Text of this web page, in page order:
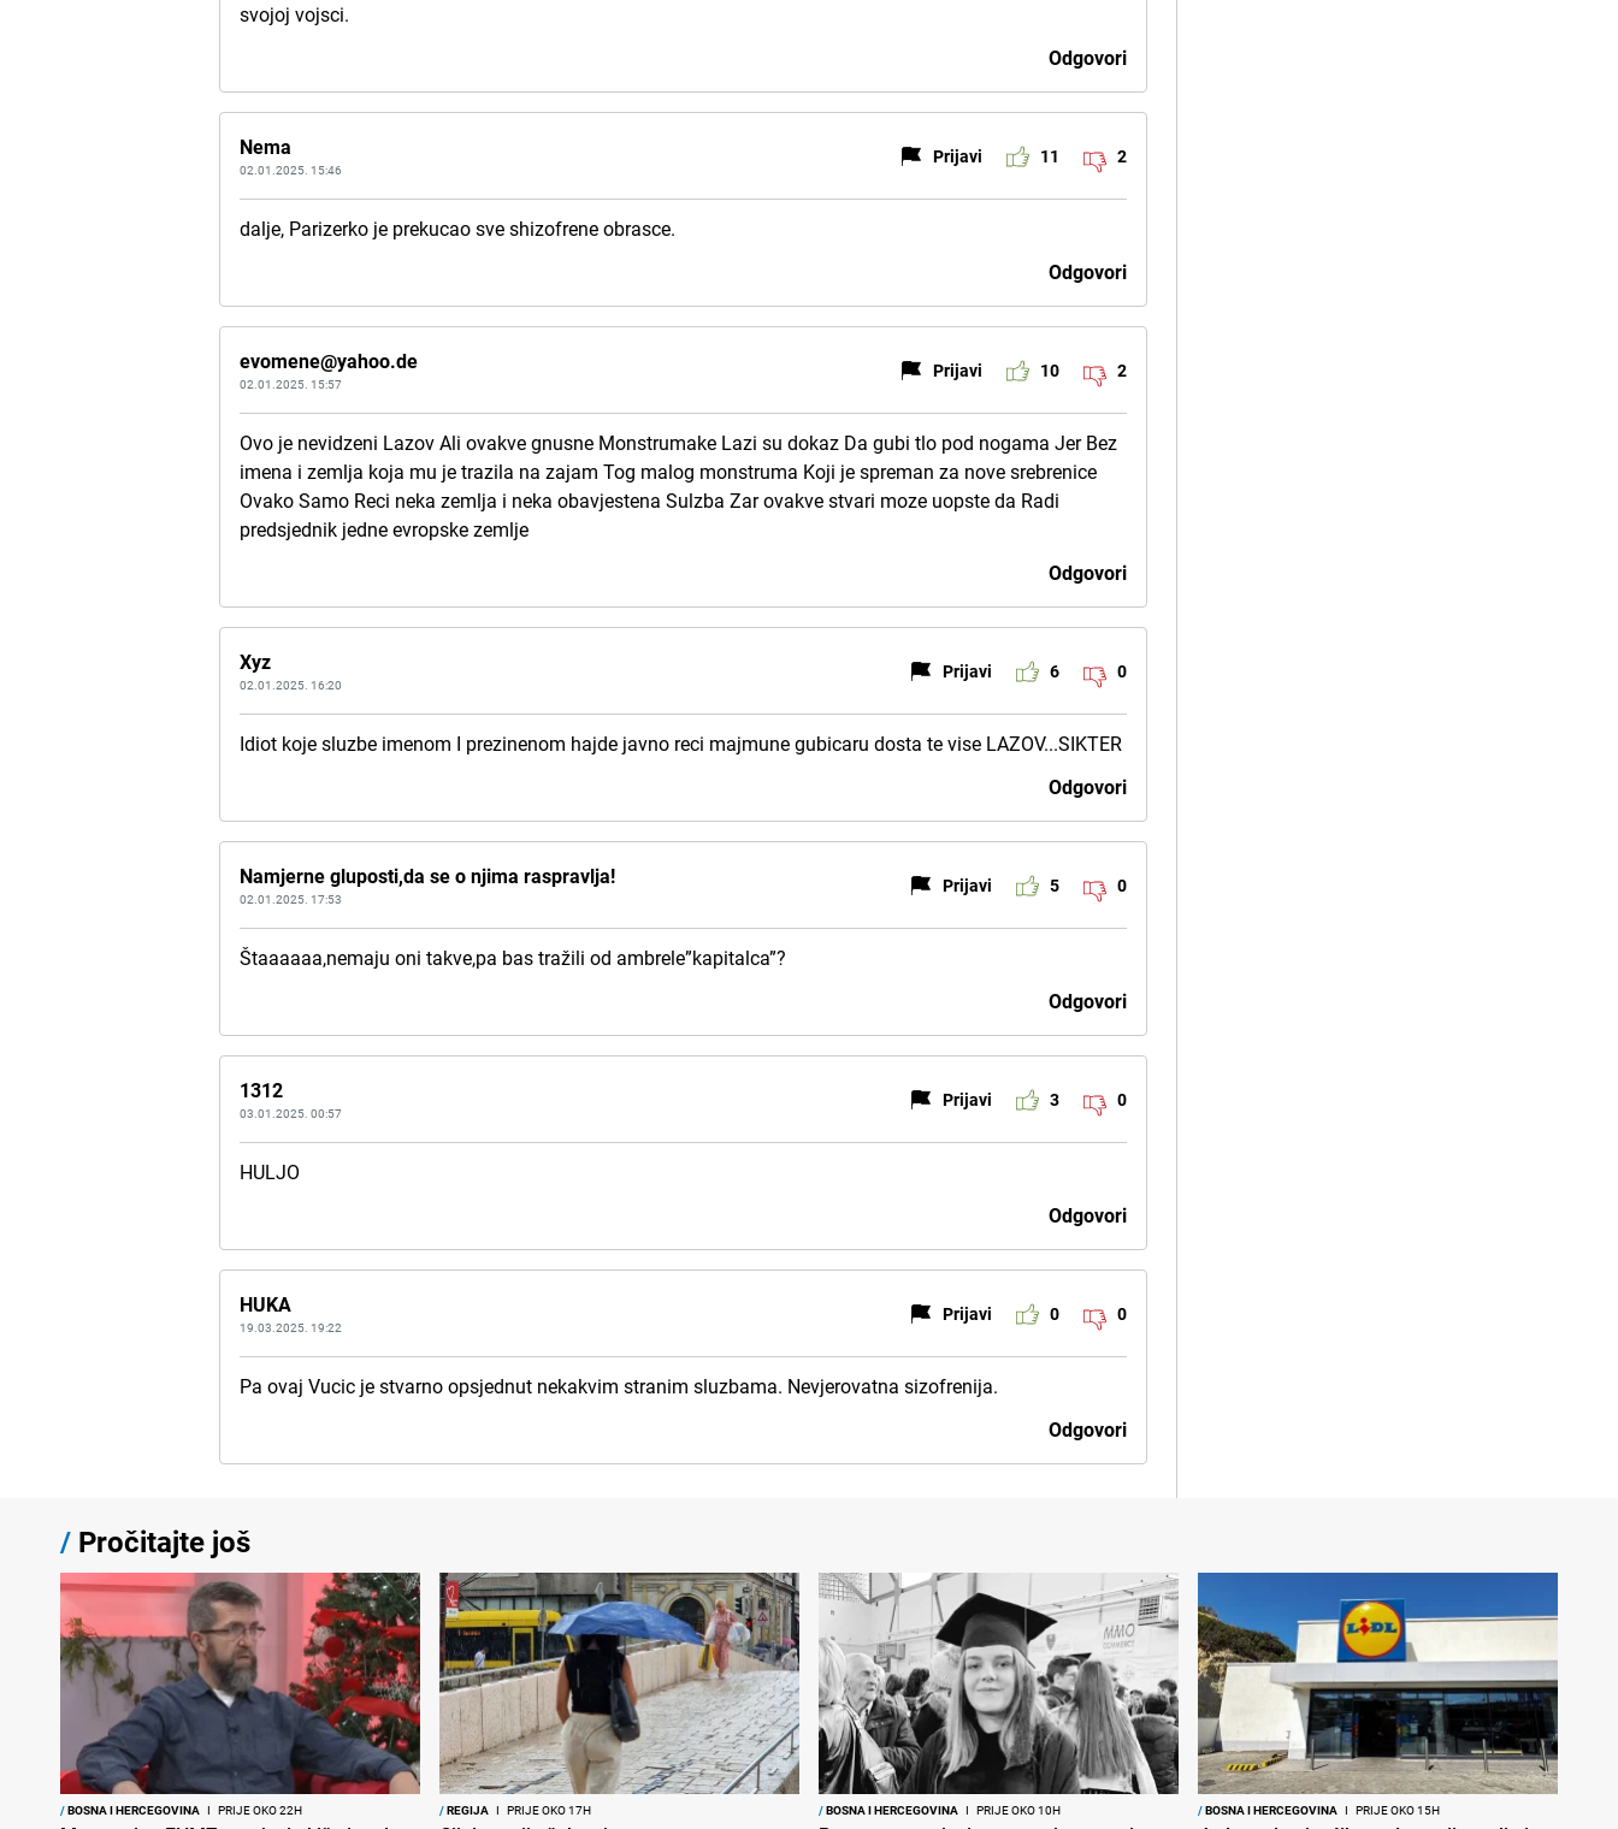
svojoj vojsci.
Odgovori
Nema
02.01.2025. 15:46
Prijavi 11 2
dalje, Parizerko je prekucao sve shizofrene obrasce.
Odgovori
evomene@yahoo.de
02.01.2025. 15:57
Prijavi 10 2
Ovo je nevidzeni Lazov Ali ovakve gnusne Monstrumake Lazi su dokaz Da gubi tlo pod nogama Jer Bez
imena i zemlja koja mu je trazila na zajam Tog malog monstruma Koji je spreman za nove srebrenice
Ovako Samo Reci neka zemlja i neka obavjestena Sulzba Zar ovakve stvari moze uopste da Radi
predsjednik jedne evropske zemlje
Odgovori
Xyz
02.01.2025. 16:20
Prijavi 6 0
Idiot koje sluzbe imenom I prezinenom hajde javno reci majmune gubicaru dosta te vise LAZOV...SIKTER
Odgovori
Namjerne gluposti,da se o njima raspravlja!
02.01.2025. 17:53
Prijavi 5 0
Štaaaaaa,nemaju oni takve,pa bas tražili od ambrele”kapitalca”?
Odgovori
1312
03.01.2025. 00:57
Prijavi 3 0
HULJO
Odgovori
HUKA
19.03.2025. 19:22
Prijavi 0 0
Pa ovaj Vucic je stvarno opsjednut nekakvim stranim sluzbama. Nevjerovatna sizofrenija.
Odgovori
/ Pročitajte još
/BOSNA I HERCEGOVINA I PRIJE OKO 22H /REGIJA I PRIJE OKO 17H /BOSNA I HERCEGOVINA I PRIJE OKO 10H /BOSNA I HERCEGOVINA I PRIJE OKO 15H